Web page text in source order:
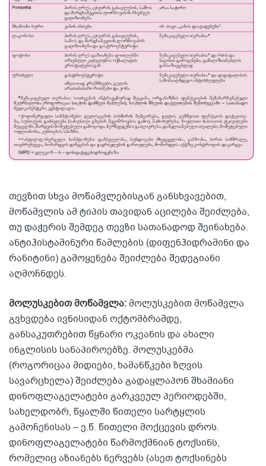
თევზით სხვა მოწამვლებისგან განსხვავებით,
მოწამვლის ამ ტიპის თავიდან აცილება შეიძლება,
თუ დაჭერის შემდეგ თევზი სათანადოდ შეინახება.
ანტიჰისტამინური წამლების (დიფენჰიდრამინი და
რანიტინი) გამოყენება შეიძლება შედეგიანი
აღმოჩნდეს.
მოლუსკებით მოწამვლა:მოლუსკებით მოწამვლა
გვხვდება ივნისიდან ოქტომბრამდე,
განსაკუთრებით წყნარი ოკეანის და ახალი
ინგლისის სანაპიროებზე. მოლუსკებმა
(როგორიცაა მიდიები, ხამანწკები ზღვის
სავარცხელა) შეიძლება გადაყლაპონ შხამიანი
დინოფლაგელატები გარკვეულ პერიოდებში,
სახელდობრ, წყალში წითელი სარტყლის
გამოჩენისას – ე.წ. წითელი მოქცევის დროს.
დინოფლაგელატები წარმოქმნიან ტოქსინს,
რომელიც აზიანებს ნერვებს (ასეთ ტოქსინებს